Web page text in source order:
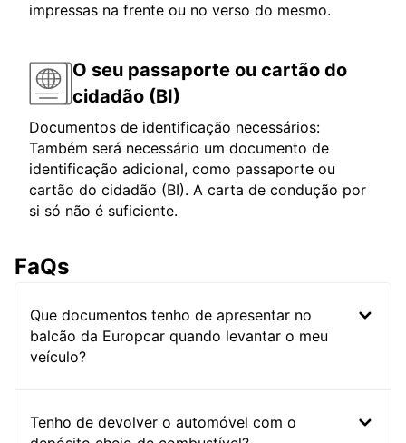
impressas na frente ou no verso do mesmo.
O seu passaporte ou cartão do
cidadão (BI)
Documentos de identificação necessários:
Também será necessário um documento de
identificação adicional, como passaporte ou
cartão do cidadão (BI). A carta de condução por
si só não é suficiente.
FaQs
Que documentos tenho de apresentar no
balcão da Europcar quando levantar o meu
veículo?
Tenho de devolver o automóvel com o